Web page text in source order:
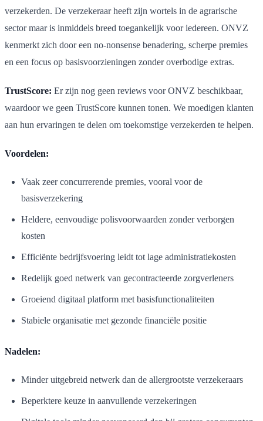
verzekerden. De verzekeraar heeft zijn wortels in de agrarische
sector maar is inmiddels breed toegankelijk voor iedereen. ONVZ
kenmerkt zich door een no-nonsense benadering, scherpe premies
en een focus op basisvoorzieningen zonder overbodige extras.
TrustScore: Er zijn nog geen reviews voor ONVZ beschikbaar,
waardoor we geen TrustScore kunnen tonen. We moedigen klanten
aan hun ervaringen te delen om toekomstige verzekerden te helpen.
Voordelen:
Vaak zeer concurrerende premies, vooral voor de
basisverzekering
Heldere, eenvoudige polisvoorwaarden zonder verborgen
kosten
Efficiënte bedrijfsvoering leidt tot lage administratiekosten
Redelijk goed netwerk van gecontracteerde zorgverleners
Groeiend digitaal platform met basisfunctionaliteiten
Stabiele organisatie met gezonde financiële positie
Nadelen:
Minder uitgebreid netwerk dan de allergrootste verzekeraars
Beperktere keuze in aanvullende verzekeringen